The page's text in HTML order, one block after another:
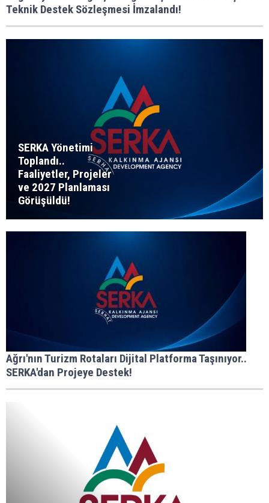
Teknik Destek Sözleşmesi İmzalandı!
SERKA Yönetimi
Toplandı..
Faaliyetler, Projeler
ve 2027 Planlaması
Görüşüldü!
Ağrı'nın Turizm Rotaları Dijital Platforma Taşınıyor..
SERKA'dan Projeye Destek!